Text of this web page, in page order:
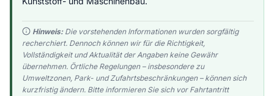
Hinweis:Die vorstehenden Informationen wurden sorgfältig
recherchiert. Dennoch können wir für die Richtigkeit,
Vollständigkeit und Aktualität der Angaben keine Gewähr
übernehmen. Örtliche Regelungen – insbesondere zu
Umweltzonen, Park- und Zufahrtsbeschränkungen – können sich
kurzfristig ändern. Bitte informieren Sie sich vor Fahrtantritt